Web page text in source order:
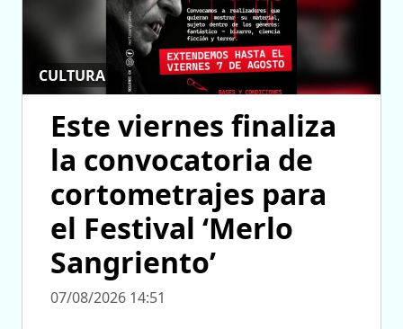
CULTURA
Este viernes finaliza
la convocatoria de
cortometrajes para
el Festival ‘Merlo
Sangriento’
07/08/2026 14:51